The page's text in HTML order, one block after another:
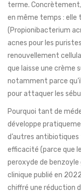
terme.
en même temps : elle
(Propionibacterium
acnes pour les
renouvellement
que laisse une crème
notamment parce
pour attaquer les
Pourquoi tant de
développe
d’autres
efficacité (parce que
peroxyde de benzoyle
clinique publié en
chiffré une réduction